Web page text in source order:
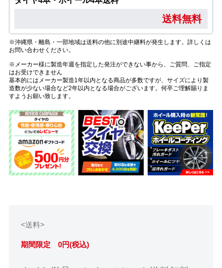
送料無料
※沖縄県・離島・一部地域は送料の他に別途中継料が発生します。詳しくは
お問い合わせください。
※メーカー様に製造年週を指定した発注ができない事から、ご質問、ご指定
はお受けできません
基本的にはメーカー製造1年以内となる商品が多数ですが、サイズにより製
造数が少ない場合など2年以内となる場合がございます。何卒ご理解賜りま
すようお願い致します。
<送料>
期間限定 0円(税込)